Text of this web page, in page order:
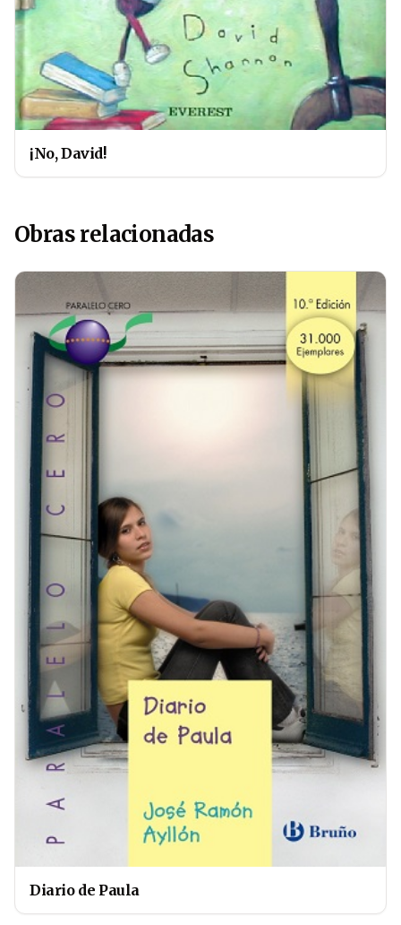
¡No, David!
Obras relacionadas
Diario de Paula